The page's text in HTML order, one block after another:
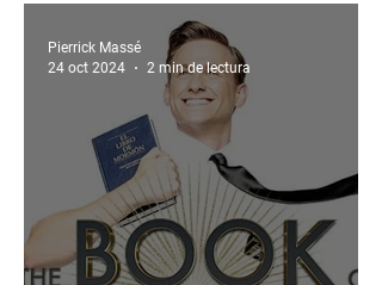
Pierrick Massé
24 oct 2024
2 min de lectura